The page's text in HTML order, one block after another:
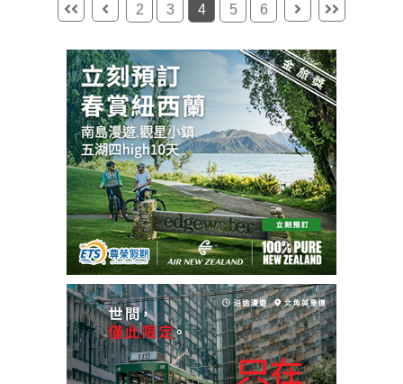
2 3 4 5 6